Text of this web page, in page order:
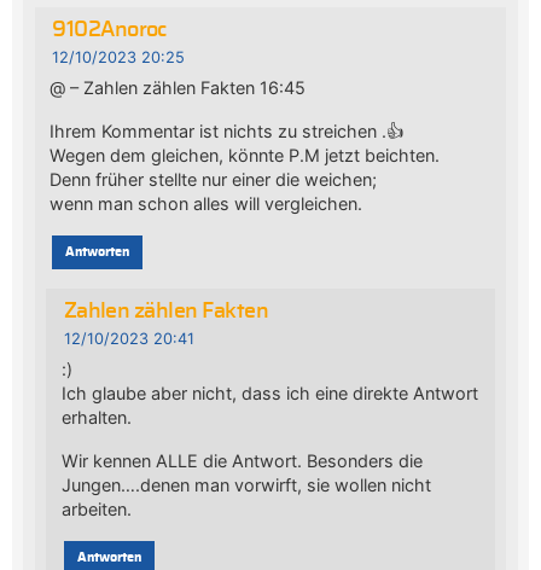
9102Anoroc
12/10/2023 20:25
@ – Zahlen zählen Fakten 16:45
Ihrem Kommentar ist nichts zu streichen .👍
Wegen dem gleichen, könnte P.M jetzt beichten.
Denn früher stellte nur einer die weichen;
wenn man schon alles will vergleichen.
Antworten
Zahlen zählen Fakten
12/10/2023 20:41
:)
Ich glaube aber nicht, dass ich eine direkte Antwort
erhalten.
Wir kennen ALLE die Antwort. Besonders die
Jungen….denen man vorwirft, sie wollen nicht
arbeiten.
Antworten